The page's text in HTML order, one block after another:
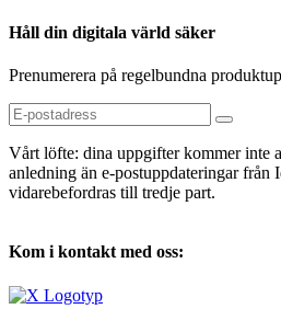
Håll din digitala värld säker
Prenumerera på regelbundna
Vårt löfte: dina uppgifter kommer inte
anledning än e-postuppdateringar från
vidarebefordras till tredje part.
Kom i kontakt med oss: